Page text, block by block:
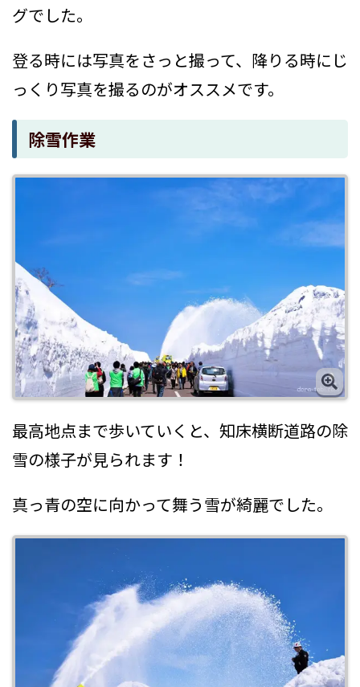
グでした。
登る時には写真をさっと撮って、降りる時にじ
っくり写真を撮るのがオススメです。
除雪作業
最高地点まで歩いていくと、知床横断道路の除
雪の様子が見られます！
真っ青の空に向かって舞う雪が綺麗でした。